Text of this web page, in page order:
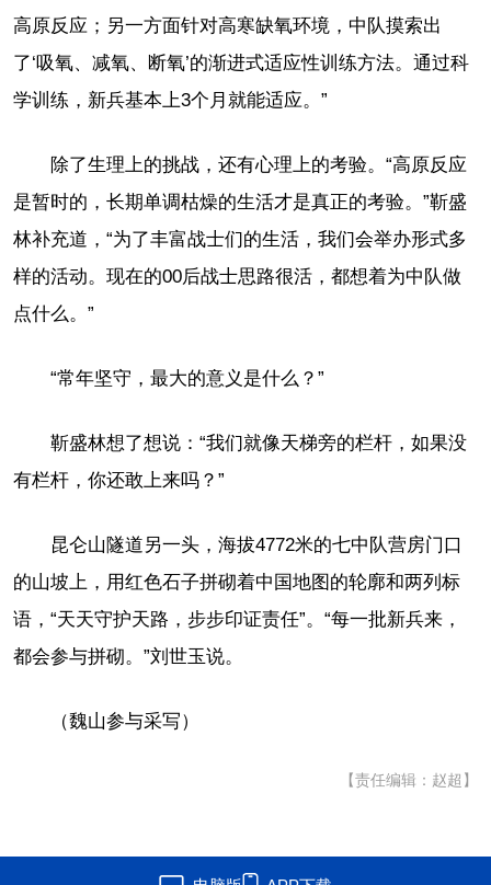
高原反应；另一方面针对高寒缺氧环境，中队摸索出
了‘吸氧、减氧、断氧’的渐进式适应性训练方法。通过科
学训练，新兵基本上3个月就能适应。”
除了生理上的挑战，还有心理上的考验。“高原反应
是暂时的，长期单调枯燥的生活才是真正的考验。”靳盛
林补充道，“为了丰富战士们的生活，我们会举办形式多
样的活动。现在的00后战士思路很活，都想着为中队做
点什么。”
“常年坚守，最大的意义是什么？”
靳盛林想了想说：“我们就像天梯旁的栏杆，如果没
有栏杆，你还敢上来吗？”
昆仑山隧道另一头，海拔4772米的七中队营房门口
的山坡上，用红色石子拼砌着中国地图的轮廓和两列标
语，“天天守护天路，步步印证责任”。“每一批新兵来，
都会参与拼砌。”刘世玉说。
（魏山参与采写）
【责任编辑：赵超】